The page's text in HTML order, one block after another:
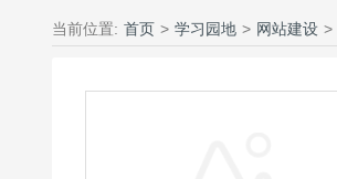
当前位置: 首页 > 学习园地 > 网站建设 >